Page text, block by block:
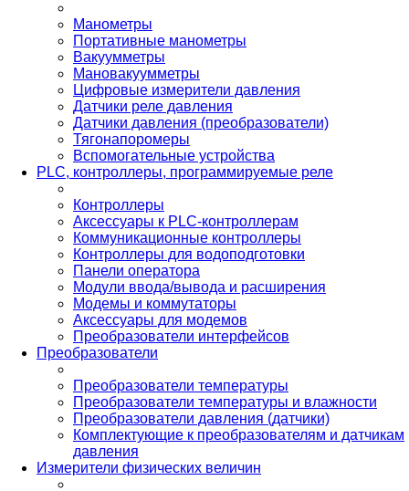
Манометры
Портативные манометры
Вакуумметры
Мановакуумметры
Цифровые измерители давления
Датчики реле давления
Датчики давления (преобразователи)
Тягонапоромеры
Вспомогательные устройства
PLС, контроллеры, программируемые реле
Контроллеры
Аксессуары к PLC-контроллерам
Коммуникационные контроллеры
Контроллеры для водоподготовки
Панели оператора
Модули ввода/вывода и расширения
Модемы и коммутаторы
Аксессуары для модемов
Преобразователи интерфейсов
Преобразователи
Преобразователи температуры
Преобразователи температуры и влажности
Преобразователи давления (датчики)
Комплектующие к преобразователям и датчикам
давления
Измерители физических величин